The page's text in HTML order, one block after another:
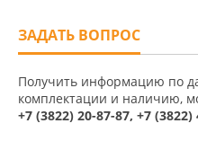
ЗАДАТЬ ВОПРОС
Получить информацию по
комплектации и наличию,
+7 (3822) 20-87-87, +7 (3822)